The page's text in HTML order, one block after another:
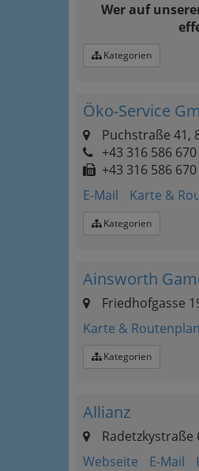
Wer auf
Kategorien
Öko-Service
Puchstraße 41,
+43 316 586 670
+43 316 586
E-Mail
Karte &
Kategorien
Ainsworth
Friedhofgasse
Karte &
Kategorien
Allianz
Radetzkystraße
Webseite
E-Mail